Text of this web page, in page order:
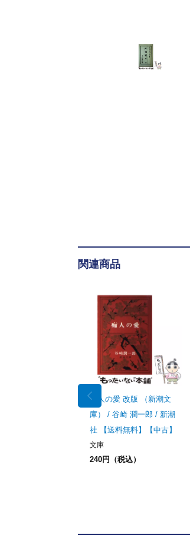
関連商品
痴人の愛 改版 （新潮文
庫） / 谷崎 潤一郎 / 新潮
社 【送料無料】【中古】
文庫
240円（税込）